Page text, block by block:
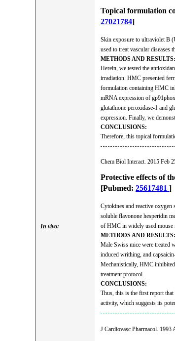
In vivo:
Topical formulation
27021784]
Skin exposure to ultraviolet B
used to treat vascular diseases
METHODS AND RESULTS:
Herein, we tested the
irradiation. HMC presented
formulation containing HMC
mRNA expression of
glutathione peroxidase-1 and
expression. Finally, we
CONCLUSIONS:
Therefore, this topical
Chem Biol Interact. 2015 Feb
Protective effects of
[Pubmed: 25617481 ]
Cytokines and reactive oxygen
soluble flavonone hesperidin
of HMC in widely used mouse
METHODS AND RESULTS:
Male Swiss mice were treated
induced writhing, and
Mechanistically, HMC
treatment protocol.
CONCLUSIONS:
Thus, this is the first report
activity, which suggests its
J Cardiovasc Pharmacol. 1993